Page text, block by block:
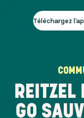
Téléchargez
REITZEL
GO